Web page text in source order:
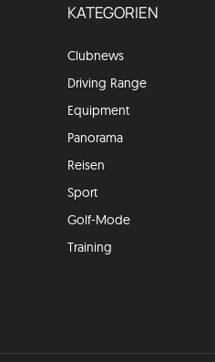
KATEGORIEN
Clubnews
Driving Range
Equipment
Panorama
Reisen
Sport
Golf-Mode
Training